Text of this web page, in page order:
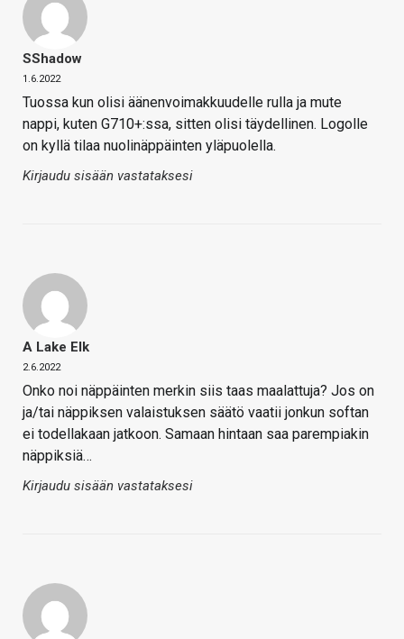
SShadow
1.6.2022
Tuossa kun olisi äänenvoimakkuudelle rulla ja mute
nappi, kuten G710+:ssa, sitten olisi täydellinen. Logolle
on kyllä tilaa nuolinäppäinten yläpuolella.
Kirjaudu sisään vastataksesi
A Lake Elk
2.6.2022
Onko noi näppäinten merkin siis taas maalattuja? Jos on
ja/tai näppiksen valaistuksen säätö vaatii jonkun softan
ei todellakaan jatkoon. Samaan hintaan saa parempiakin
näppiksiä…
Kirjaudu sisään vastataksesi